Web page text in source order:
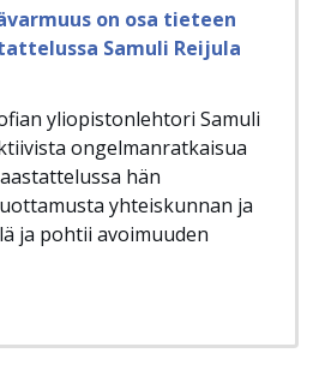
on osa tieteen
Samuli Reijula
yliopistonlehtori Samuli
ongelmanratkaisua
hän
yhteiskunnan ja
ja pohtii avoimuuden